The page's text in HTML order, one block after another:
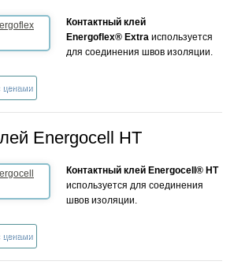
Контактный клей
Energoflex® Extra используется
для соединения швов изоляции.
ценами
Energocell HT
Контактный клей Energocell® HT
используется для соединения
швов изоляции.
ценами